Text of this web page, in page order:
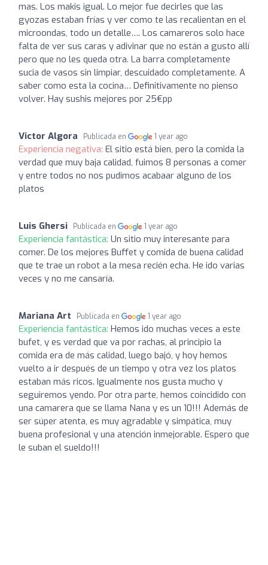
mas. Los makis igual. Lo mejor fue decirles que las
gyozas estaban frías y ver como te las recalientan en el
microondas, todo un detalle…. Los camareros solo hace
falta de ver sus caras y adivinar que no están a gusto allí
pero que no les queda otra. La barra completamente
sucia de vasos sin limpiar, descuidado completamente. A
saber como esta la cocina… Definitivamente no pienso
volver. Hay sushis mejores por 25€pp
Victor Algora Publicada en 1 year ago
Experiencia negativa: El sitio está bien, pero la comida la
verdad que muy baja calidad, fuimos 8 personas a comer
y entre todos no nos pudimos acabaar alguno de los
platos
Luis Ghersi Publicada en 1 year ago
Experiencia fantástica: Un sitio muy interesante para
comer. De los mejores Buffet y comida de buena calidad
que te trae un robot a la mesa recién echa. He ido varias
veces y no me cansaría.
Mariana Art Publicada en 1 year ago
Experiencia fantástica: Hemos ido muchas veces a este
bufet, y es verdad que va por rachas, al principio la
comida era de más calidad, luego bajó, y hoy hemos
vuelto a ir después de un tiempo y otra vez los platos
estaban más ricos. Igualmente nos gusta mucho y
seguiremos yendo. Por otra parte, hemos coincidido con
una camarera que se llama Nana y es un 10!!! Además de
ser súper atenta, es muy agradable y simpática, muy
buena profesional y una atención inmejorable. Espero que
le suban el sueldo!!!